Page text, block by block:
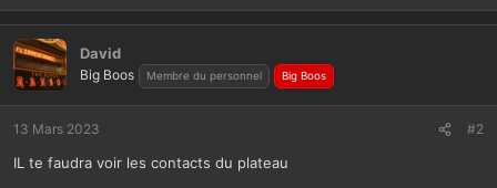
David
Big Boos Membre du personnel Big Boos
13 Mars 2023 #2
IL te faudra voir les contacts du plateau